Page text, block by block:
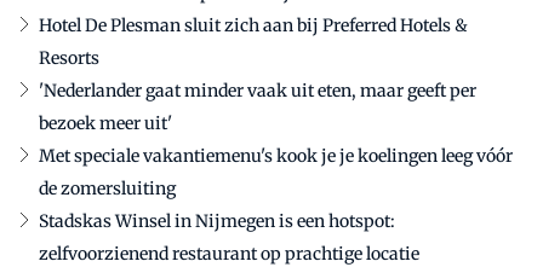
Hotel De Plesman sluit zich aan bij Preferred Hotels &
Resorts
'Nederlander gaat minder vaak uit eten, maar geeft per
bezoek meer uit'
Met speciale vakantiemenu's kook je je koelingen leeg vóór
de zomersluiting
Stadskas Winsel in Nijmegen is een hotspot:
zelfvoorzienend restaurant op prachtige locatie